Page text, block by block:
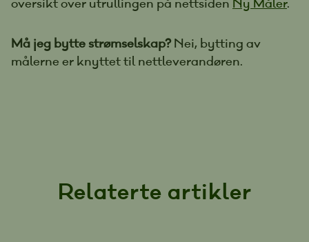
Må jeg bytte strømselskap? Nei, bytting av
målerne er knyttet til nettleverandøren.
Relaterte artikler